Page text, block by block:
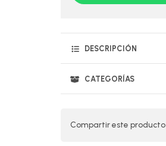
DESCRIPCIÓN
CATEGORÍAS
Compartir este producto